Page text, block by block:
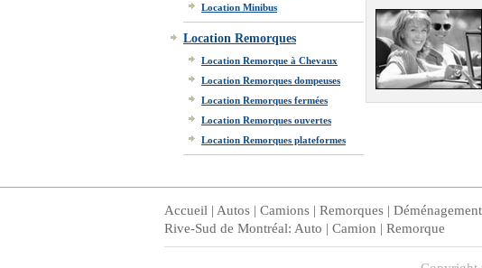
Location Minibus
Location Remorques
Location Remorque à Chevaux
Location Remorques dompeuses
Location Remorques fermées
Location Remorques ouvertes
Location Remorques plateformes
Accueil | Autos | Camions | Remorques | Déménagement
Rive-Sud de Montréal: Auto | Camion | Remorque